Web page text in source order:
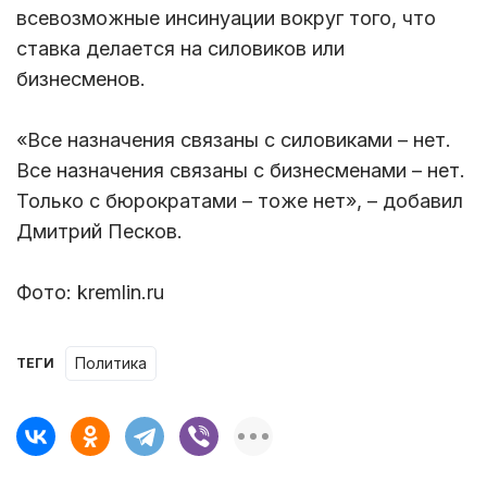
всевозможные инсинуации вокруг того, что
ставка делается на силовиков или
бизнесменов.
«Все назначения связаны с силовиками – нет.
Все назначения связаны с бизнесменами – нет.
Только с бюрократами – тоже нет», – добавил
Дмитрий Песков.
Фото: kremlin.ru
ТЕГИ Политика